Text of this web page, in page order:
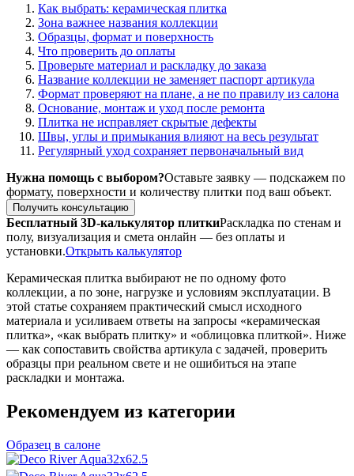
Как выбрать: керамическая плитка
Зона важнее названия коллекции
Образцы, формат и поверхность
Что проверить до оплаты
Проверьте материал и раскладку до заказа
Название коллекции не заменяет паспорт артикула
Формат проверяют на плане, а не по правилу из салона
Основание, монтаж и уход после ремонта
Плитка не исправляет скрытые дефекты
Швы, углы и примыкания влияют на весь результат
Регулярный уход сохраняет первоначальный вид
Нужна помощь с выбором?Оставьте заявку — подскажем по
формату, поверхности и количеству плитки под ваш объект.
Получить консультацию
Бесплатный 3D-калькулятор плиткиРаскладка по стенам и
полу, визуализация и смета онлайн — без оплаты и
установки.Открыть калькулятор
Керамическая плитка выбирают не по одному фото
коллекции, а по зоне, нагрузке и условиям эксплуатации. В
этой статье сохраняем практический смысл исходного
материала и усиливаем ответы на запросы «керамическая
плитка», «как выбрать плитку» и «облицовка плиткой». Ниже
— как сопоставить свойства артикула с задачей, проверить
образцы при реальном свете и не ошибиться на этапе
раскладки и монтажа.
Рекомендуем из категории
Образец в салоне